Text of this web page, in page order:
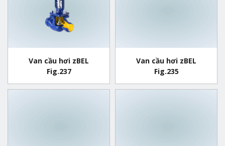
Van cầu hơi zBEL
Fig.237
Van cầu hơi zBEL
Fig.235